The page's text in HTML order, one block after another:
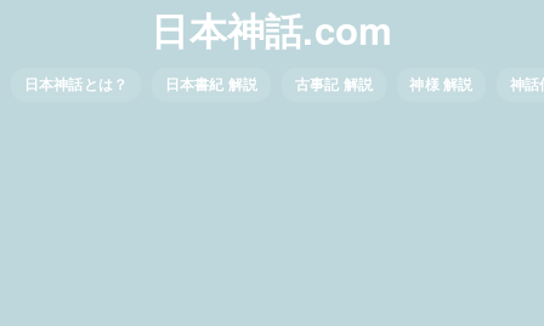
日本神話.com
日本神話とは？ 日本書紀 解説 古事記 解説 神様 解説 神話